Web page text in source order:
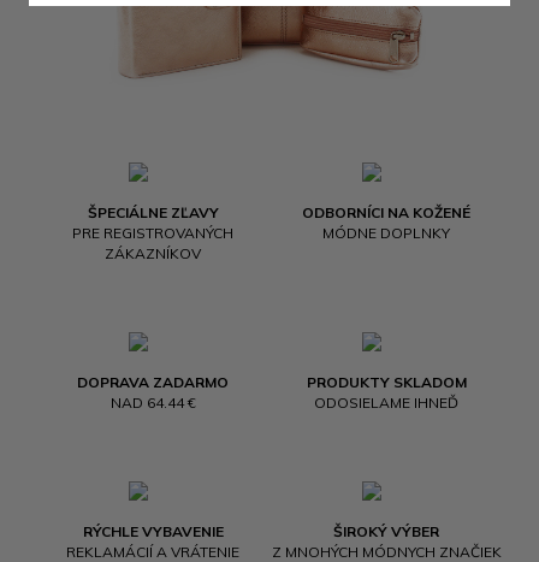
ŠPECIÁLNE ZĽAVY
PRE REGISTROVANÝCH
ZÁKAZNÍKOV
ODBORNÍCI NA KOŽENÉ
MÓDNE DOPLNKY
DOPRAVA ZADARMO
NAD 64.44 €
PRODUKTY SKLADOM
ODOSIELAME IHNEĎ
RÝCHLE VYBAVENIE
REKLAMÁCIÍ A VRÁTENIE
ŠIROKÝ VÝBER
Z MNOHÝCH MÓDNYCH ZNAČIEK